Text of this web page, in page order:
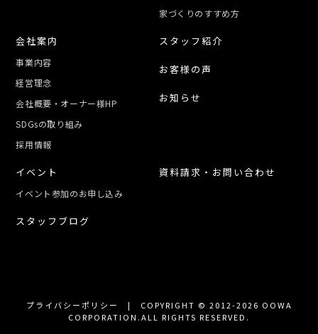
家づくりのすすめ方
会社案内
事業内容
経営理念
会社概要・オーナー様HP
SDGsの取り組み
採用情報
スタッフ紹介
お客様の声
お知らせ
イベント
イベント参加のお申し込み
スタッフブログ
資料請求・お問い合わせ
プライバシーポリシー
| COPYRIGHT © 2012-2026 OOWA
CORPORATION.ALL RIGHTS RESERVED.